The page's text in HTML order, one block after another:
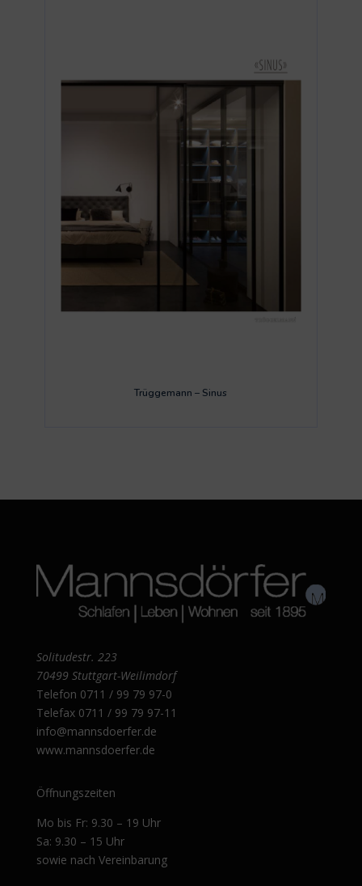
Trüggemann – Sinus
Solitudestr. 223
70499 Stuttgart-Weilimdorf
Telefon 0711 / 99 79 97-0
Telefax 0711 / 99 79 97-11
info@mannsdoerfer.de
www.mannsdoerfer.de
Öffnungszeiten
Mo bis Fr: 9.30 – 19 Uhr
Sa: 9.30 – 15 Uhr
sowie nach Vereinbarung